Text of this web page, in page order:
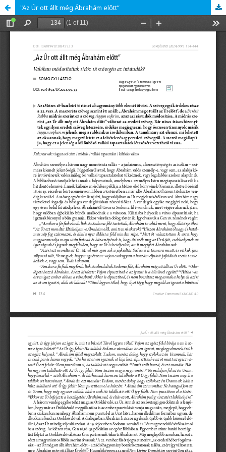
"Az Úr ott állt még Ábrahám előtt”